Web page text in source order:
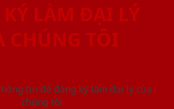
LÀM ĐẠI LÝ
CHÚNG TÔI
tin để đăng ký làm đại lý của
chúng tôi